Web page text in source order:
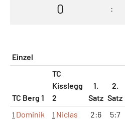
0 :
Einzel
TC Berg 1
TC
Kisslegg
2
1.
Satz
2.
Satz
1 Dominik
1 Niclas
2:6 5:7